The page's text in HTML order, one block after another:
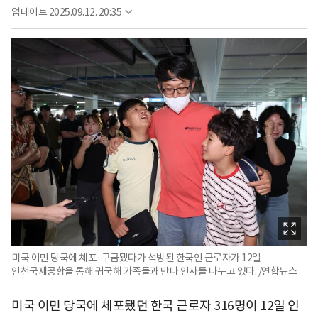
업데이트 2025.09.12. 20:35
미국 이민 당국에 체포·구금됐다가 석방된 한국인 근로자가 12일
인천국제공항을 통해 귀국해 가족들과 만나 인사를 나누고 있다. /연합뉴스
미국 이민 당국에 체포됐던 한국 근로자 316명이 12일 인